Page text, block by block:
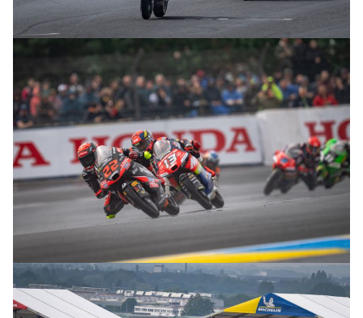
© intactGP
© intactGP